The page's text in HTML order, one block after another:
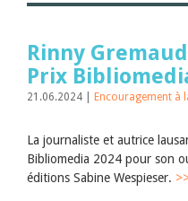
Mars 2025
Janvier 2025
2024
2023
2022
2019
2018
2017
Rinny
Prix
21.06.2024 | Encouragement à
La journaliste et autrice
Bibliomedia 2024 pour son
éditions Sabine Wespieser.